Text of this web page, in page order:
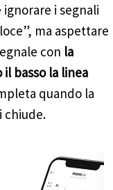
ignorare i segnali
ma aspettare
con la
basso la linea
quando la
chiude.